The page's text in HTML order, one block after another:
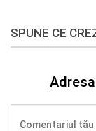
SPUNE CE